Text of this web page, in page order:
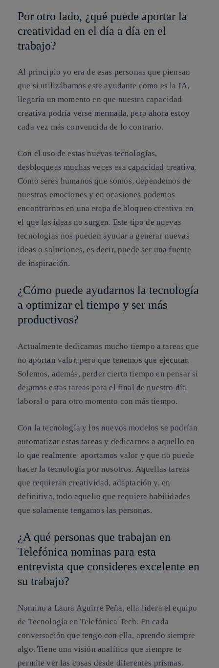
Por otro lado, ¿qué puede aportar la
creatividad en el día a día en el
trabajo?
Al principio yo era de esas personas que piensan
que si utilizábamos este ayudante como es la IA,
llegaría un momento en que nuestra capacidad
creativa podría verse mermada, pero ahora estoy
cada vez más convencida de lo contrario.
Con el uso de estas nuevas tecnologías,
desbloqueas muchas veces esa capacidad creativa.
Como seres humanos que somos, dependemos de
nuestras emociones y en ocasiones podemos
encontrarnos en una etapa de bloqueo creativo en
el que las ideas no surgen. Este tipo de nuevas
tecnologías nos pueden ayudar a generar nuevas
ideas o soluciones, es decir, puede ser una fuente
de inspiración.
¿Cómo puede ayudarnos la tecnología
a optimizar el tiempo y ser más
productivos?
Actualmente dedicamos mucho tiempo a tareas que
no aportan valor, pero que tenemos que ejecutar.
Solemos, además, perder cierto tiempo en pensar si
dejamos estas tareas para el final de nuestro día
laboral o para otro momento con más tiempo.
Con la tecnología y los nuevos modelos se podrían
automatizar estas tareas y dedicarnos a aquello en
lo que realmente aportamos valor y que no puede
hacer la tecnología por nosotros. Aquellas tareas
que requieran creatividad, adaptación y, en
definitiva, todo aquello que requiera habilidades
que solamente tengamos las personas.
¿A qué personas que trabajan en
Telefónica nominas para esta
entrevista que consideres excelente en
su trabajo?
Nomino a Laura Aguirre Peña, ella lidera el equipo
de Tecnología en Telefónica Tech. En cada
conversación que tengo con ella, aprendo siempre
algo. Tiene una visión analítica que siempre te
permite ver las cosas desde diferentes prismas.